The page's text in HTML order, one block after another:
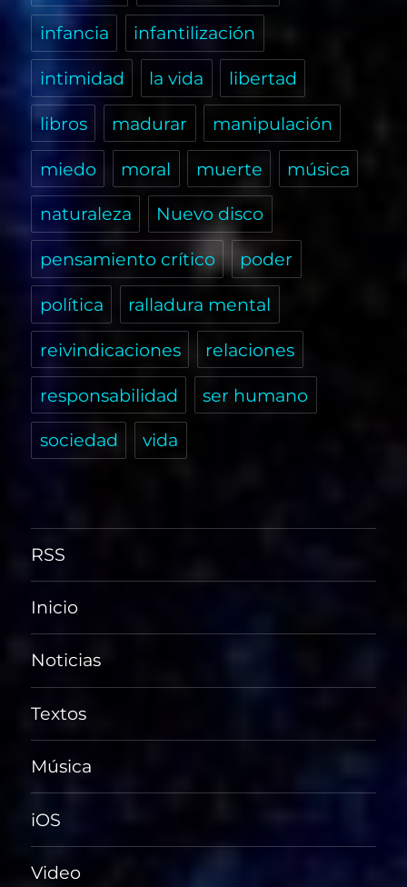
infancia infantilización
intimidad la vida libertad
libros madurar manipulación
miedo moral muerte música
naturaleza Nuevo disco
pensamiento crítico poder
política ralladura mental
reivindicaciones relaciones
responsabilidad ser humano
sociedad vida
RSS
Inicio
Noticias
Textos
Música
iOS
Video